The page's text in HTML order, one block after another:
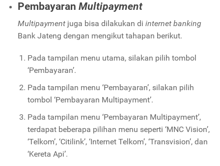
Pembayaran Multipayment
Multipaymentjuga bisa dilakukan di internet banking
Bank Jateng dengan mengikut tahapan berikut.
Pada tampilan menu utama, silakan pilih tombol
‘Pembayaran’.
Pada tampilan menu ‘Pembayaran’, silakan pilih
tombol ‘Pembayaran Multipayment’.
Pada tampilan menu ‘Pembayaran Multipayment’,
terdapat beberapa pilihan menu seperti ‘MNC Vision’,
‘Telkom’, ‘Citilink’, ‘Internet Telkom’, ‘Transvision’, dan
‘Kereta Api’.